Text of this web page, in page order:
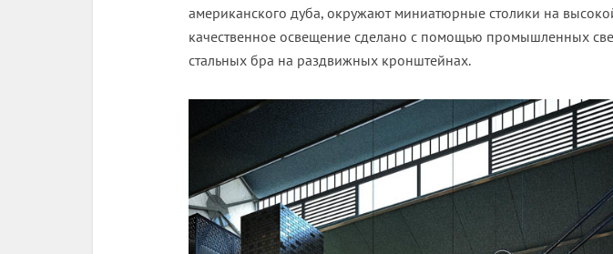
американского дуба, окружают миниатюрные столики на
качественное освещение сделано с помощью промышленных
стальных бра на раздвижных кронштейнах.